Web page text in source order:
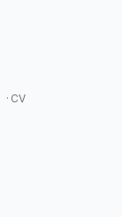
· CV